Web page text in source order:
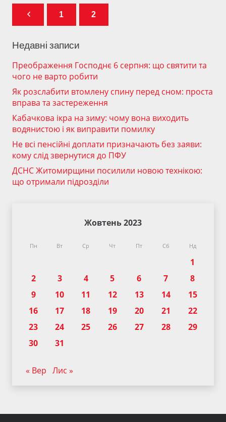
1 2
Недавні записи
Преображення Господнє 6 серпня: що святити та
чого не варто робити
Як розслабити втомлену спину перед сном: проста
вправа та застереження
Кабачкова ікра на зиму: чому вона виходить
водянистою і як виправити помилку
Не всі пенсійні доплати призначають без заяви:
кому слід звернутися до ПФУ
ДСНС Житомирщини посилили новою технікою:
що отримали підрозділи
Жовтень 2023
Пн Вт Ср Чт Пт Сб Нд
1
2
3 4 5 6 7
8
9
10 11 12 13 14
15
16
17 18 19 20 21
22
23
24 25 26 27 28
29
30
31
« Вер Лис »